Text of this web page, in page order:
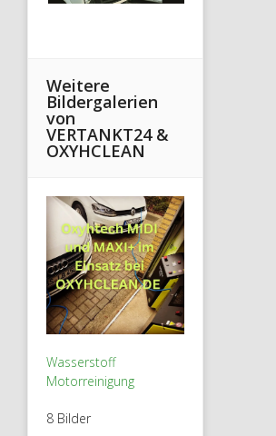
Weitere
Bildergalerien
von
VERTANKT24 &
OXYHCLEAN
Wasserstoff
Motorreinigung
8 Bilder